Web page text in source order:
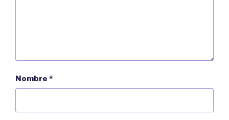
Nombre *